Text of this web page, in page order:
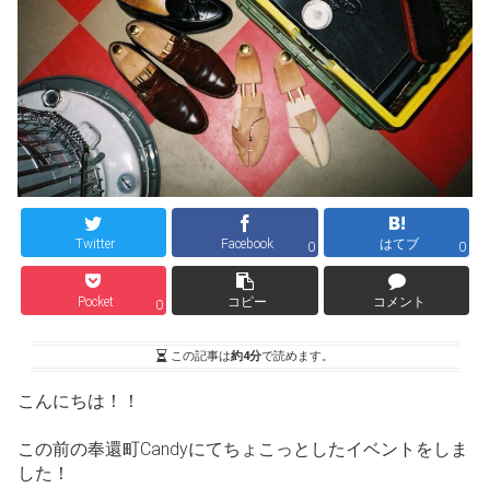
Twitter Facebook 0 はてブ 0
Pocket 0 コピー コメント
この記事は約4分で読めます。
こんにちは！！
この前の奉還町Candyにてちょこっとしたイベントをしま
した！